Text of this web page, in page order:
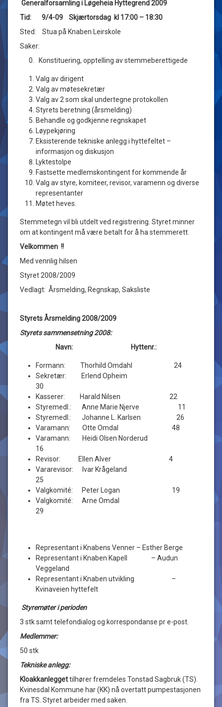
Generalforsamling i Løgeheia Hyttegrend 2009
Tid: 9/4-09 Skjærtorsdag kl 17:00 – 18:30
Sted: Stua på Knaben Leirskole
Saker:
0. Konstituering, opptelling av stemmeberettigede
Valg av dirigent
Valg av møtesekretær
Valg av 2 som skal undertegne protokollen
Styrets beretning (årsmelding)
Behandle og godkjenne regnskapet
Løypekjøring
Eksisterende tekniske anlegg i hyttefeltet –
informasjon og diskusjon
Lyktestolpe
Fastsette medlemskontingent for kommende år
Valg av styre, komiteer, revisor, varamenn og diverse
representanter
Møtet heves.
Stemmetegn vil bli utdelt ved registrering. Styret minner
om at kontingent må være betalt for å ha stemmerett.
Velkommen !!
Med vennlig hilsen
Styret 2008/2009
Vedlagt: Årsmelding, Regnskap, Saksliste
Styrets Årsmelding 2008/2009
Styrets sammensetning 2008:
Navn: Hyttenr.:
Formann: Thorhild Omdahl 24
Sekretær: Erlend Opheim
30
Kasserer: Harald Nilsen 22
Styremedl.: Anne Marie Njerve 11
Styremedl.: Johanne L. Karlsen 26
Varamann: Otte Omdal 48
Varamann: Heidi Olsen Norderud
16
Revisor: Ellen Alver 4
Vararevisor: Ivar Krågeland
25
Valgkomité: Peter Logan 19
Valgkomité: Arne Omdal
29
Representant i Knabens Venner – Esther Berge
Representant i Knaben Kapell – Audun
Veggeland
Representant i Knaben utvikling –
Kvinaveien hyttefelt
Styremøter i perioden
3 stk samt telefondialog og korrespondanse pr e-post.
Medlemmer:
50 stk
Tekniske anlegg:
Kloakkanleggettilhører fremdeles Tonstad Sagbruk (TS).
Kvinesdal Kommune har (KK) nå overtatt pumpestasjonen
fra TS. Styret arbeider med saken.